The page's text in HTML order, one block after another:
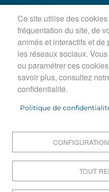
Horaires d'ouverture :
Lundi, jeudi, vendredi :
Mardi : 8h30-12h / 13h30-
Mercredi matin : 8h30-12h45
PIED DE
Contact
Données personnelles
Cookies
Accessibilité : Non
Ce site utilise des
fréquentation du site, de
animés et interactifs et de
les réseaux sociaux.
ou paramétrer ces
savoir plus, consultez
confidentialité.
Politique de
TOUT